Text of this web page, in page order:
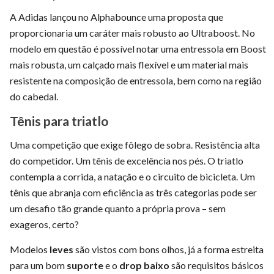
A Adidas lançou no Alphabounce uma proposta que
proporcionaria um caráter mais robusto ao Ultraboost. No
modelo em questão é possível notar uma entressola em Boost
mais robusta, um calçado mais flexível e um material mais
resistente na composição de entressola, bem como na região
do cabedal.
Tênis para triatlo
Uma competição que exige fôlego de sobra. Resistência alta
do competidor. Um tênis de excelência nos pés. O triatlo
contempla a corrida, a natação e o circuito de bicicleta. Um
tênis que abranja com eficiência as três categorias pode ser
um desafio tão grande quanto a própria prova – sem
exageros, certo?
Modelos leves são vistos com bons olhos, já a forma estreita
para um bom suportee o drop baixo são requisitos básicos